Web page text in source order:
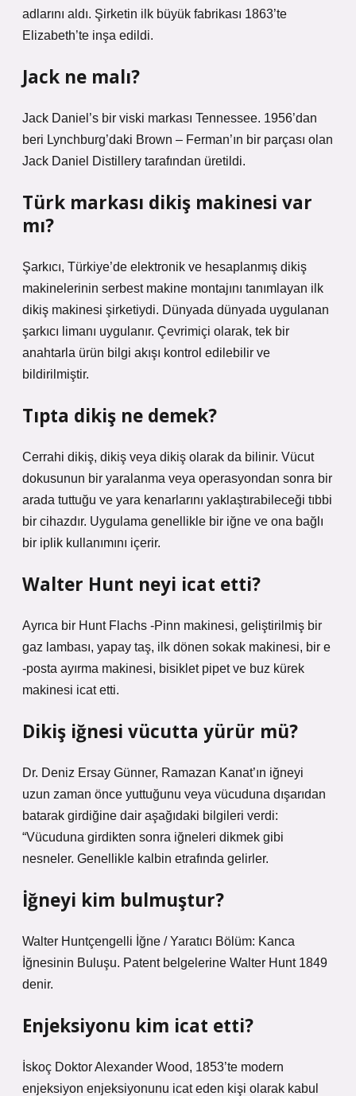
adlarını aldı. Şirketin ilk büyük fabrikası 1863’te
Elizabeth’te inşa edildi.
Jack ne malı?
Jack Daniel’s bir viski markası Tennessee. 1956’dan
beri Lynchburg’daki Brown – Ferman’ın bir parçası olan
Jack Daniel Distillery tarafından üretildi.
Türk markası dikiş makinesi var
mı?
Şarkıcı, Türkiye’de elektronik ve hesaplanmış dikiş
makinelerinin serbest makine montajını tanımlayan ilk
dikiş makinesi şirketiydi. Dünyada dünyada uygulanan
şarkıcı limanı uygulanır. Çevrimiçi olarak, tek bir
anahtarla ürün bilgi akışı kontrol edilebilir ve
bildirilmiştir.
Tıpta dikiş ne demek?
Cerrahi dikiş, dikiş veya dikiş olarak da bilinir. Vücut
dokusunun bir yaralanma veya operasyondan sonra bir
arada tuttuğu ve yara kenarlarını yaklaştırabileceği tıbbi
bir cihazdır. Uygulama genellikle bir iğne ve ona bağlı
bir iplik kullanımını içerir.
Walter Hunt neyi icat etti?
Ayrıca bir Hunt Flachs -Pinn makinesi, geliştirilmiş bir
gaz lambası, yapay taş, ilk dönen sokak makinesi, bir e
-posta ayırma makinesi, bisiklet pipet ve buz kürek
makinesi icat etti.
Dikiş iğnesi vücutta yürür mü?
Dr. Deniz Ersay Günner, Ramazan Kanat’ın iğneyi
uzun zaman önce yuttuğunu veya vücuduna dışarıdan
batarak girdiğine dair aşağıdaki bilgileri verdi:
“Vücuduna girdikten sonra iğneleri dikmek gibi
nesneler. Genellikle kalbin etrafında gelirler.
İğneyi kim bulmuştur?
Walter Huntçengelli İğne / Yaratıcı Bölüm: Kanca
İğnesinin Buluşu. Patent belgelerine Walter Hunt 1849
denir.
Enjeksiyonu kim icat etti?
İskoç Doktor Alexander Wood, 1853’te modern
enjeksiyon enjeksiyonunu icat eden kişi olarak kabul